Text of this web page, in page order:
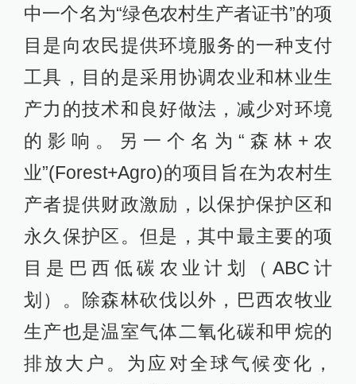
中一个名为“绿色农村生产者证书”的项
目是向农民提供环境服务的一种支付
工具，目的是采用协调农业和林业生
产力的技术和良好做法，减少对环境
的影响。另一个名为“森林+农
业”(Forest+Agro)的项目旨在为农村生
产者提供财政激励，以保护保护区和
永久保护区。但是，其中最主要的项
目是巴西低碳农业计划（ABC计
划）。除森林砍伐以外，巴西农牧业
生产也是温室气体二氧化碳和甲烷的
排放大户。为应对全球气候变化，